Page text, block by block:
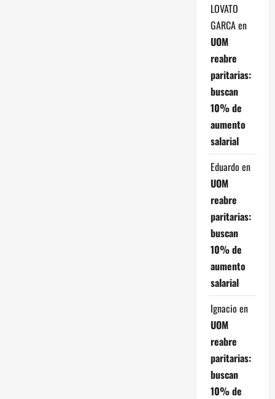
LOVATO
GARCAen
UOM
reabre
paritarias:
buscan
10% de
aumento
salarial
Eduardo en
UOM
reabre
paritarias:
buscan
10% de
aumento
salarial
Ignacio en
UOM
reabre
paritarias:
buscan
10% de